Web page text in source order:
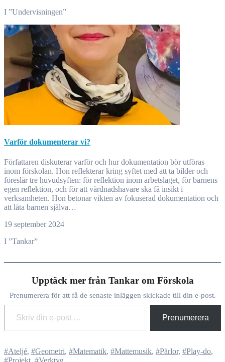
I ”Undervisningen”
Varför dokumenterar vi?
Författaren diskuterar varför och hur dokumentation bör utföras
inom förskolan. Hon reflekterar kring syftet med att ta bilder och
föreslår tre huvudsyften: för reflektion inom arbetslaget, för barnens
egen reflektion, och för att vårdnadshavare ska få insikt i
verksamheten. Hon betonar vikten av fokuserad dokumentation och
att låta barnen själva…
19 september 2024
I ”Tankar”
Upptäck mer från Tankar om Förskola
Prenumerera för att få de senaste inläggen skickade till din e-post.
Skriv din e-post …
Prenumerera
#Ateljé, #Geometri, #Matematik, #Mattemusik, #Pärlor, #Play-do,
#Projekt, #Verktyg